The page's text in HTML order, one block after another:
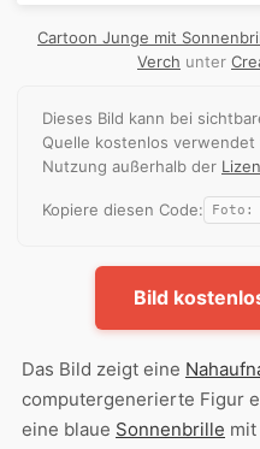
Cartoon Junge mit
Verch unter
Dieses Bild kann bei
Quelle kostenlos verwendet
Nutzung außerhalb der
Kopiere diesen Code:
Bild
Das Bild zeigt eine
computergenerierte Figur
eine blaue Sonnenbrille